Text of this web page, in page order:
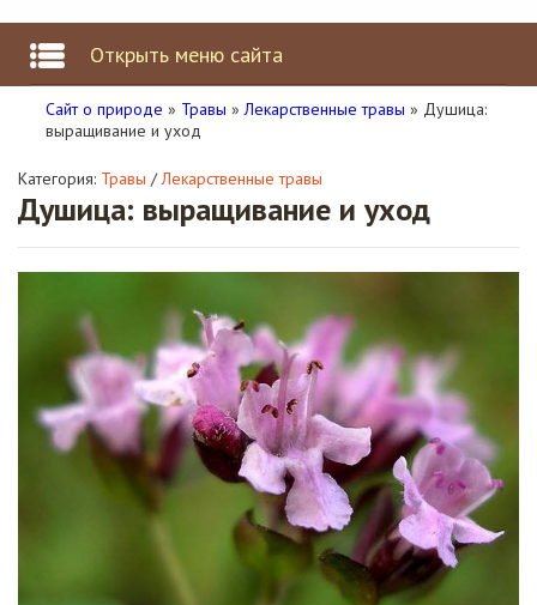
Открыть меню сайта
Сайт о природе » Травы »Лекарственные травы » Душица:
выращивание и уход
Категория: Травы /Лекарственные травы
Душица: выращивание и уход